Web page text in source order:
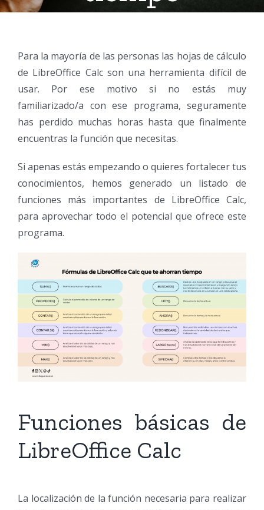
Para la mayoría de las personas las hojas de cálculo
de LibreOffice Calc son una herramienta difícil de
usar. Por ese motivo si no estás muy
familiarizado/a con ese programa, seguramente
has perdido muchas horas hasta que finalmente
encuentras la función que necesitas.
Si apenas estás empezando o quieres fortalecer tus
conocimientos, hemos generado un listado de
funciones más importantes de LibreOffice Calc,
para aprovechar todo el potencial que ofrece este
programa.
Funciones básicas de
LibreOffice Calc
La localización de la función necesaria para realizar